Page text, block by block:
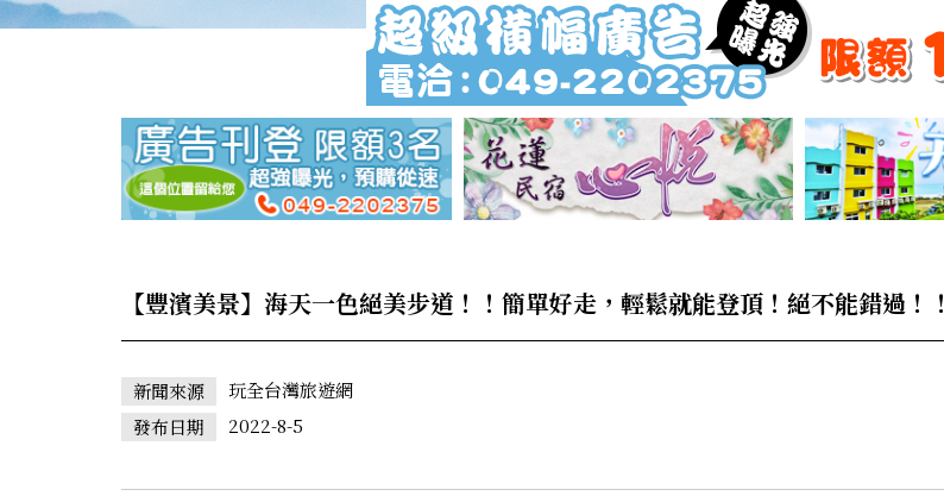
【豐濱美景】海天一色絕美步道！！簡單好走，輕鬆就能登頂！絕不能錯過！！
新聞來源
玩全台灣旅遊網
發布日期
2022-8-5